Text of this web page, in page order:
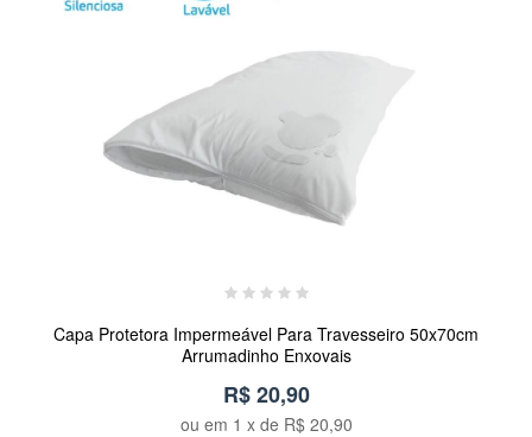
Capa Protetora Impermeável Para Travesseiro 50x70cm
Arrumadinho Enxovais
R$ 20,90
ou em 1 x de R$ 20,90